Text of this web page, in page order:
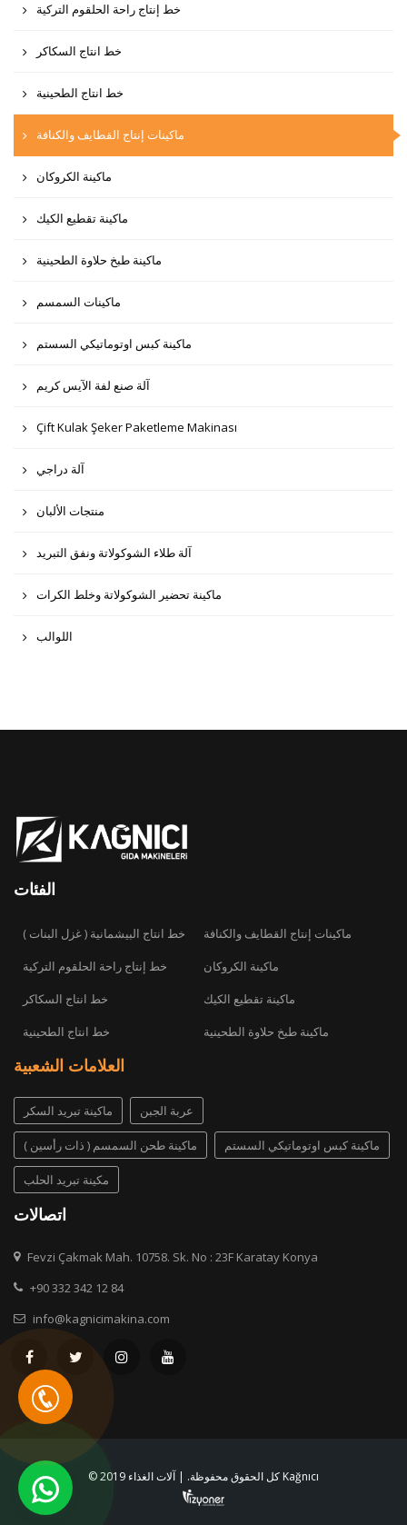
خط إنتاج راحة الحلقوم التركية
خط انتاج السكاكر
خط انتاج الطحينية
ماكينات إنتاج القطايف والكنافة
ماكينة الكروكان
ماكينة تقطيع الكيك
ماكينة طبخ حلاوة الطحينية
ماكينات السمسم
ماكينة كبس اوتوماتيكي السستم
آلة صنع لفة الآيس كريم
Çift Kulak Şeker Paketleme Makinası
آلة دراجي
منتجات الألبان
آلة طلاء الشوكولاتة ونفق التبريد
ماكينة تحضير الشوكولاتة وخلط الكرات
اللوالب
الفئات
( خط انتاج البيشمانية ( غزل البنات
خط إنتاج راحة الحلقوم التركية
خط انتاج السكاكر
خط انتاج الطحينية
ماكينات إنتاج القطايف والكنافة
ماكينة الكروكان
ماكينة تقطيع الكيك
ماكينة طبخ حلاوة الطحينية
العلامات الشعبية
ماكينة تبريد السكر عربة الجبن
( ماكينة طحن السمسم ( ذات رأسين ماكينة كبس اوتوماتيكي السستم
مكينة تبريد الحلب
اتصالات
Fevzi Çakmak Mah. 10758. Sk. No : 23F Karatay Konya
+90 332 342 12 84
info@kagnicimakina.com
© 2019 كل الحقوق محفوظة. | آلات الغذاء Kağnıcı